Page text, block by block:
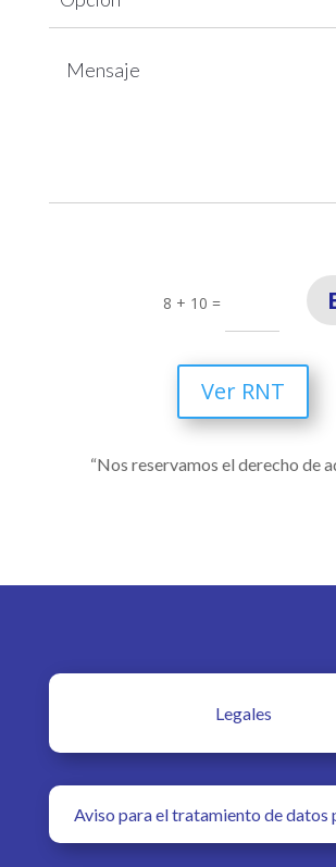
8 + 10 =
Ver RNT
“Nos reservamos el derecho de
Legales
Aviso para el tratamiento de datos